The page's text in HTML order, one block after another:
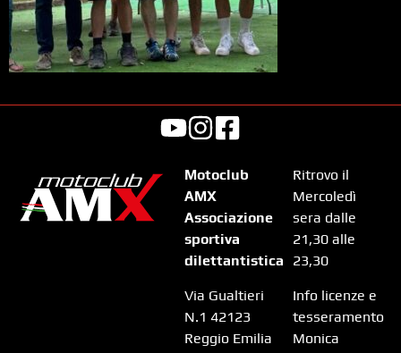
Motoclub
AMX
Associazione
sportiva
dilettantistica
Via Gualtieri
N.1 42123
Reggio Emilia
Ritrovo il
Mercoledì
sera dalle
21,30 alle
23,30
Info licenze e
tesseramento
Monica